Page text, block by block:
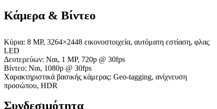
Κάμερα & Βίντεο
Κύρια: 8 MP, 3264×2448 εικονοστοιχεία, αυτόματη εστίαση, φλας
LED
Δευτερεύων: Ναι, 1 MP, 720p @ 30fps
Βίντεο: Ναι, 1080p @ 30fps
Χαρακτηριστικά βασικής κάμερας: Geo-tagging, ανίχνευση
προσώπου, HDR
Συνδεσιμότητα